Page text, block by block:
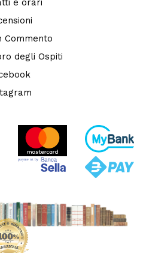
e orari
Commento
degli Ospiti